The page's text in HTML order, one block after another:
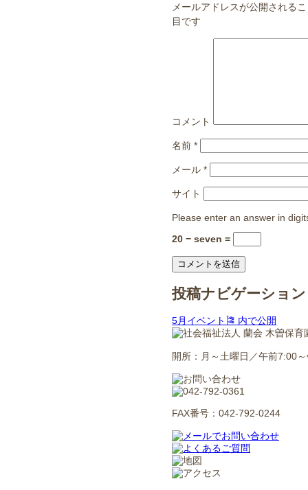
メールアドレスが公開される
目です
コメント
名前 *
メール *
サイト
Please enter an answer in
20 − seven =
投稿ナビゲーション
5月イベント🎏 内で公開
開所：月～土曜日／午前7:00
FAX番号：042-792-0244